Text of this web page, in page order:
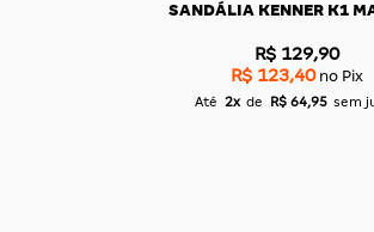
SANDÁLIA KENNER
R$ 179,90
R$ 170,90no Pix
Até 3x de R$ 59,96 sem